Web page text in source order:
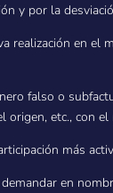
y por la
realización en
falso o
origen, etc., con
más
en